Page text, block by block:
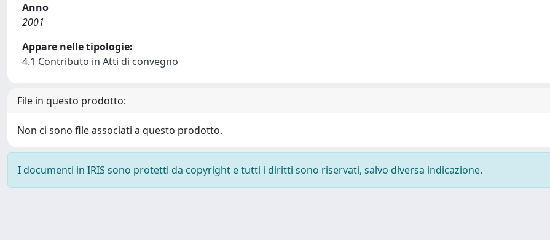
Anno
2001
Appare nelle tipologie:
4.1 Contributo in Atti di convegno
File in questo prodotto:
Non ci sono file associati a questo prodotto.
I documenti in IRIS sono protetti da copyright e tutti i diritti sono riservati, salvo diversa indicazione.